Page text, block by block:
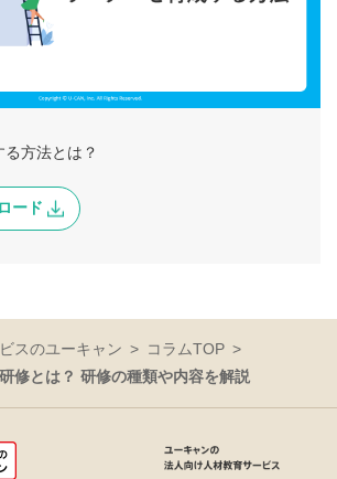
る方法とは？
ード
スのユーキャン
コラムTOP
修とは？ 研修の種類や内容を解説